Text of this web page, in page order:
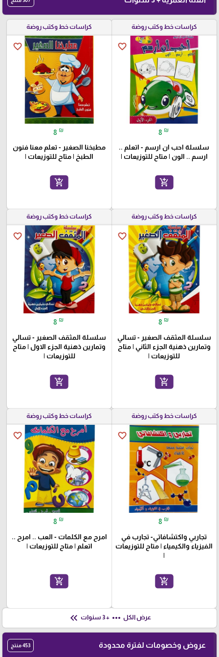
كراسات خط وكتب روضة
favorite_border
8 ₪
سلسلة احب ان ارسم - اتعلم ..
ارسم .. الون | متاح للتوزيعات |
add_shopping_cart
كراسات خط وكتب روضة
favorite_border
8 ₪
مطبخنا الصغير - تعلم معنا فنون
الطبخ | متاح للتوزيعات |
add_shopping_cart
كراسات خط وكتب روضة
favorite_border
8 ₪
سلسلة المثقف الصغير - تسالي
وتمارين ذهنية الجزء الثاني | متاح
للتوزيعات |
add_shopping_cart
كراسات خط وكتب روضة
favorite_border
8 ₪
سلسلة المثقف الصغير - تسالي
وتمارين ذهنية الجزء الاول | متاح
للتوزيعات |
add_shopping_cart
كراسات خط وكتب روضة
favorite_border
8 ₪
تجاربي واكتشافاتي- تجارب في
الفيزياء والكيمياء | متاح للتوزيعات
|
add_shopping_cart
كراسات خط وكتب روضة
favorite_border
8 ₪
امرح مع الكلمات - العب .. امرح ..
اتعلم | متاح للتوزيعات |
add_shopping_cart
عرض الكل more_horiz + 3 سنوات keyboard_double_arrow_left
عروض وخصومات لفترة محدودة 453 منتج